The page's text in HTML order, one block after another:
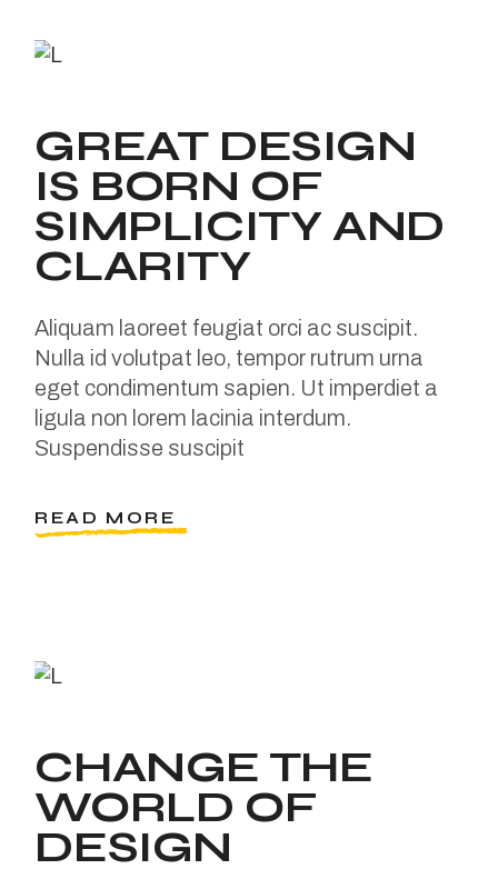
GREAT DESIGN
IS BORN OF
SIMPLICITY AND
CLARITY
Aliquam laoreet feugiat orci ac suscipit.
Nulla id volutpat leo, tempor rutrum urna
eget condimentum sapien. Ut imperdiet a
ligula non lorem lacinia interdum.
Suspendisse suscipit
READ MORE
CHANGE THE
WORLD OF
DESIGN